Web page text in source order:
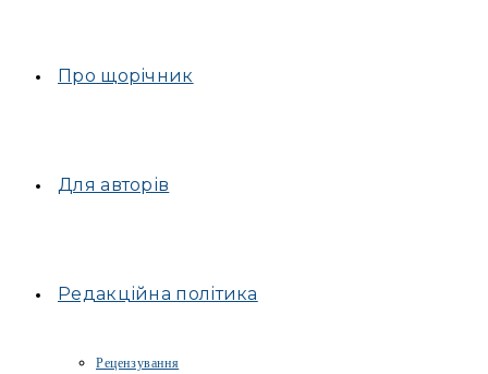
Про щорічник
Для авторів
Редакційна політика
Рецензування